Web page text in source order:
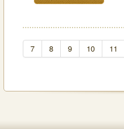
7 8 9 10 11